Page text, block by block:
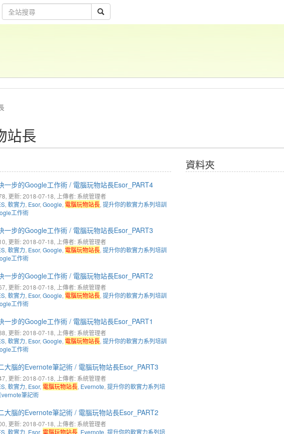
站長
一步的Google工作術 / 電腦玩物站長Esor_PART4
, 更新: 2018-07-18, 上傳者: 系統管理者
, 軟實力, Esor, Google, 電腦玩物站長, 提升你的軟實力系列培訓
工作術
一步的Google工作術 / 電腦玩物站長Esor_PART3
, 更新: 2018-07-18, 上傳者: 系統管理者
, 軟實力, Esor, Google, 電腦玩物站長, 提升你的軟實力系列培訓
工作術
一步的Google工作術 / 電腦玩物站長Esor_PART2
, 更新: 2018-07-18, 上傳者: 系統管理者
, 軟實力, Esor, Google, 電腦玩物站長, 提升你的軟實力系列培訓
工作術
一步的Google工作術 / 電腦玩物站長Esor_PART1
, 更新: 2018-07-18, 上傳者: 系統管理者
, 軟實力, Esor, Google, 電腦玩物站長, 提升你的軟實力系列培訓
工作術
大腦的Evernote筆記術 / 電腦玩物站長Esor_PART3
, 更新: 2018-07-18, 上傳者: 系統管理者
, 軟實力, Esor, 電腦玩物站長, Evernote, 提升你的軟實力系列培
筆記術
大腦的Evernote筆記術 / 電腦玩物站長Esor_PART2
, 更新: 2018-07-18, 上傳者: 系統管理者
, 軟實力, Esor, 電腦玩物站長, Evernote, 提升你的軟實力系列培
資料夾